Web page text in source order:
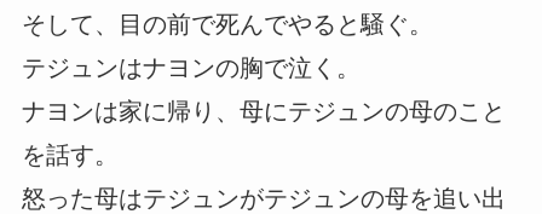
そして、目の前で死んでやると騒ぐ。
テジュンはナヨンの胸で泣く。
ナヨンは家に帰り、母にテジュンの母のこと
を話す。
怒った母はテジュンがテジュンの母を追い出